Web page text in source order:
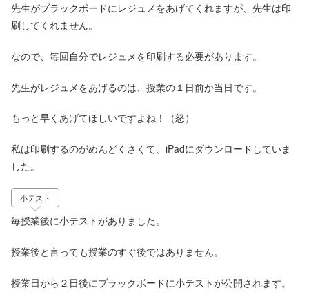
先生がブラックボードにレジュメをあげてくれますが、先生は印
刷してくれません。
なので、毎回自分でレジュメを印刷する必要があります。
先生がレジュメをあげるのは、授業の１日前か当日です。
もっと早くあげてほしいですよね！（怒）
私は印刷するのがめんどくさくて、iPadにダウンロードしていま
した。
小テスト
毎授業後に小テストがありました。
授業後と言っても授業のすぐ後ではありません。
授業日から２日後にブラックボードに小テストが公開されます。